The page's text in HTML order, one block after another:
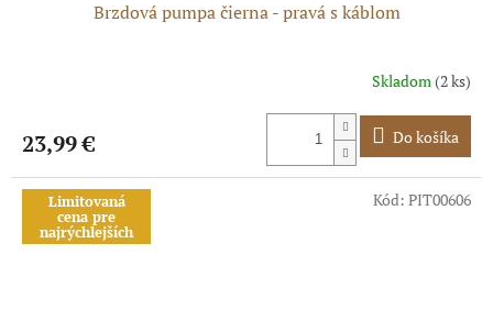
Brzdová pumpa čierna - pravá s káblom
je
z
hviezdičiek.
Skladom(2 ks)
23,99 € Do košíka
Limitovaná
cena pre
najrýchlejších
Kód: PIT00606